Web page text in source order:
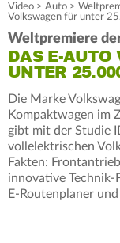
Video > Auto >
Volkswagen für unter
Weltpremiere
DAS E-AUTO
UNTER
Die Marke
Kompaktwagen im
gibt mit der Studie
vollelektrischen
Fakten:
innovative Technik-
E-Routenplaner